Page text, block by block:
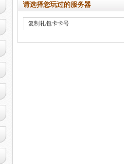
请选择您玩过的服务器